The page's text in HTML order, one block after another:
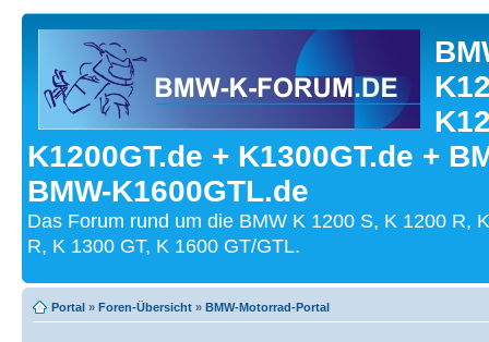
K1200GT.de + K1300GT.de +
BMW-K1600GTL.de
Das Forum rund um die BMW K 1200 S, K 1200 R,
R, K 1300 GT, K 1600 GT/GTL.
Portal » Foren-Übersicht » BMW-Motorrad-Portal